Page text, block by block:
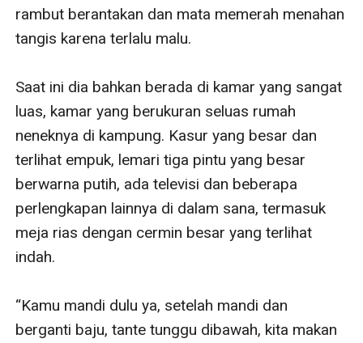
rambut berantakan dan mata memerah menahan
tangis karena terlalu malu.
Saat ini dia bahkan berada di kamar yang sangat
luas, kamar yang berukuran seluas rumah
neneknya di kampung. Kasur yang besar dan
terlihat empuk, lemari tiga pintu yang besar
berwarna putih, ada televisi dan beberapa
perlengkapan lainnya di dalam sana, termasuk
meja rias dengan cermin besar yang terlihat
indah.
“Kamu mandi dulu ya, setelah mandi dan
berganti baju, tante tunggu dibawah, kita makan